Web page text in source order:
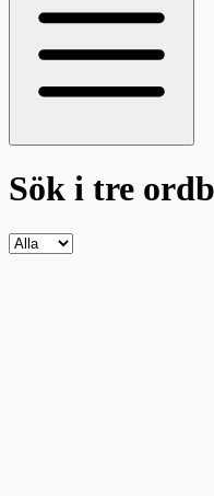
Sök i tre